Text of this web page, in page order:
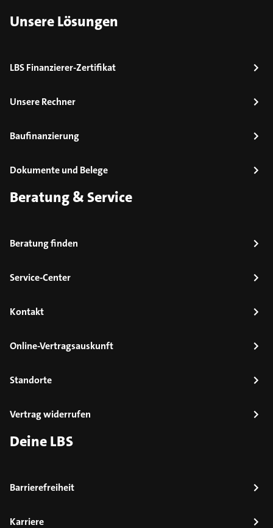
Unsere Lösungen
LBS Finanzierer-Zertifikat
Unsere Rechner
Baufinanzierung
Dokumente und Belege
Beratung & Service
Beratung finden
Service-Center
Kontakt
Online-Vertragsauskunft
Standorte
Vertrag widerrufen
Deine LBS
Barrierefreiheit
Karriere